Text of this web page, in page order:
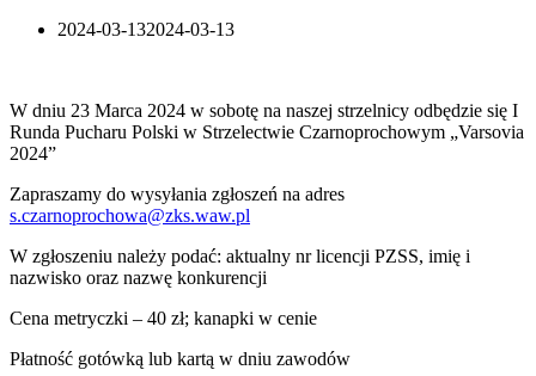
2024-03-132024-03-13
W dniu 23 Marca 2024 w sobotę na naszej strzelnicy odbędzie się I
Runda Pucharu Polski w Strzelectwie Czarnoprochowym „Varsovia
2024”
Zapraszamy do wysyłania zgłoszeń na adres
s.czarnoprochowa@zks.waw.pl
W zgłoszeniu należy podać: aktualny nr licencji PZSS, imię i
nazwisko oraz nazwę konkurencji
Cena metryczki – 40 zł; kanapki w cenie
Płatność gotówką lub kartą w dniu zawodów